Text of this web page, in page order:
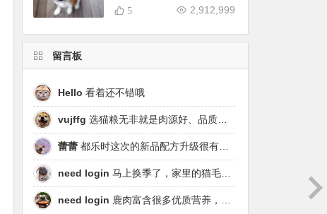
2,912,999
5
留言板
Hello 看着还不错哦
vujffg 选猫粮无非就是肉源好、品质好、工艺好，都乐时磷虾鹿肉烘焙粮真的可以闭眼冲了！
蕾蕾 都乐时这次的新品配方升级很有针对性，从原料溯源到营养配比都踩中了当下高端市场的需求点，期待后续的区域代理政策。
need login 马上换季了，家里的猫毛又要多起来了……太需要像都乐时这种28天就能改善毛发的产品！
need login 鹿肉富含很多优质营养，磷虾油对毛发改善也很明显，都乐时太懂铲屎官想要什么了